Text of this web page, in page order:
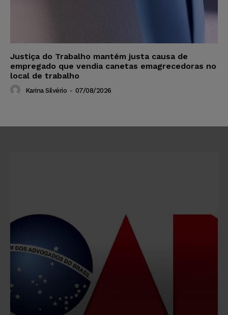
Justiça do Trabalho mantém justa causa de
empregado que vendia canetas emagrecedoras no
local de trabalho
Karina Silvério - 07/08/2026